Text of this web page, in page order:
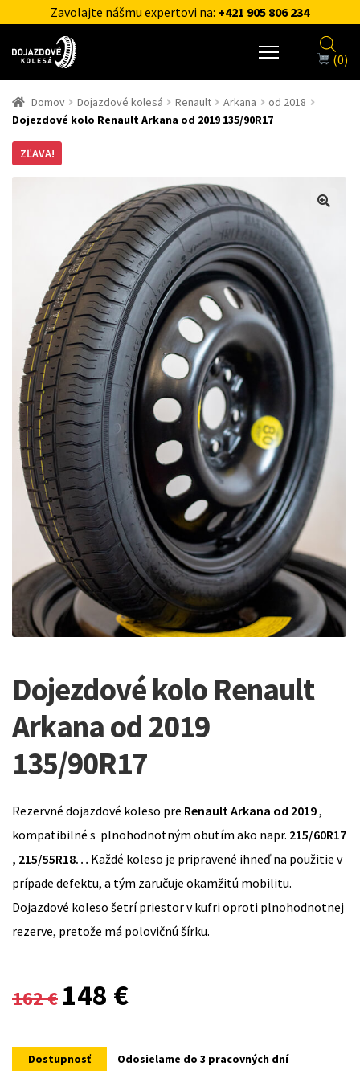
Zavolajte nášmu expertovi na: +421 905 806 234
(0)
Domov Dojazdové kolesá Renault Arkana
od 2018
Dojezdové kolo Renault Arkana od 2019 135/90R17
ZĽAVA!
Dojezdové kolo Renault
Arkana od 2019
135/90R17
Rezervné dojazdové koleso pre Renault Arkana od 2019,
kompatibilné s plnohodnotným obutím ako napr. 215/60R17
, 215/55R18… Každé koleso je pripravené ihneď na použitie v
prípade defektu, a tým zaručuje okamžitú mobilitu.
Dojazdové koleso šetrí priestor v kufri oproti plnohodnotnej
rezerve, pretože má polovičnú šírku.
162€
Original
was:
148 €
is:
Dostupnosť Odosielame do 3 pracovných dní